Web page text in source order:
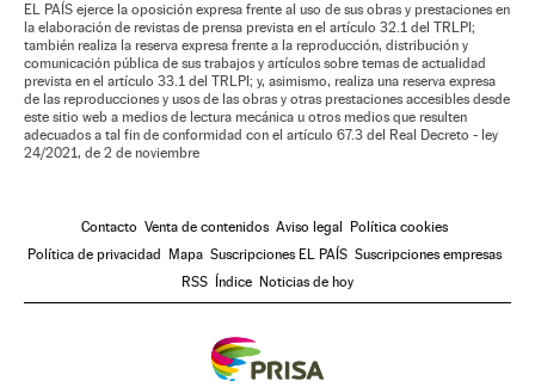
EL PAÍS ejerce la oposición expresa frente al uso de sus obras y prestaciones en
la elaboración de revistas de prensa prevista en el artículo 32.1 del TRLPI;
también realiza la reserva expresa frente a la reproducción, distribución y
comunicación pública de sus trabajos y artículos sobre temas de actualidad
prevista en el artículo 33.1 del TRLPI; y, asimismo, realiza una reserva expresa
de las reproducciones y usos de las obras y otras prestaciones accesibles desde
este sitio web a medios de lectura mecánica u otros medios que resulten
adecuados a tal fin de conformidad con el artículo 67.3 del Real Decreto - ley
24/2021, de 2 de noviembre
Contacto Venta de contenidos Aviso legal
Política cookies
Política de privacidad
Mapa Suscripciones EL PAÍS Suscripciones empresas
RSS
Índice Noticias de hoy